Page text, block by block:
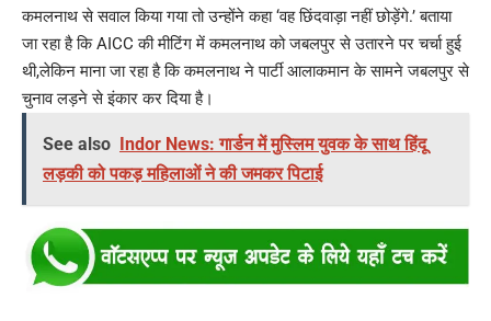
कमलनाथ से सवाल किया गया तो उन्होंने कहा ‘वह छिंदवाड़ा नहीं छोड़ेंगे.’ बताया
जा रहा है कि AICC की मीटिंग में कमलनाथ को जबलपुर से उतारने पर चर्चा हुई
थी,लेकिन माना जा रहा है कि कमलनाथ ने पार्टी आलाकमान के सामने जबलपुर से
चुनाव लड़ने से इंकार कर दिया है।
See also Indor News: गार्डन में मुस्लिम युवक के साथ हिंदू
लड़की को पकड़ महिलाओं ने की जमकर पिटाई